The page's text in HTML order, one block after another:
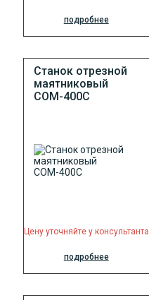
подробнее
Станок отрезной
маятниковый
СОМ-400С
Цену уточняйте у консультанта
подробнее